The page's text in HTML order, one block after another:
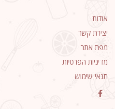
אודות
יצירת קשר
מפת אתר
מדיניות הפרטיות
תנאי שימוש